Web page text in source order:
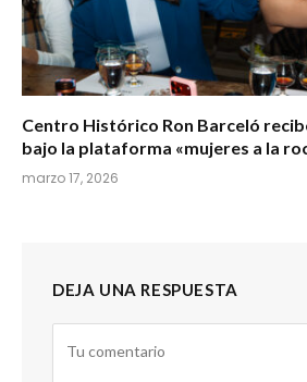
Centro Histórico Ron Barceló
bajo la plataforma «mujeres a la
marzo 17, 2026
DEJA UNA RESPUESTA